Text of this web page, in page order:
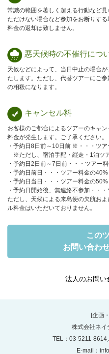
常識の範囲を著しく超える行動など
ただけない場合など参加をお断りす
料金の返却は致しません。
悪天候時の不催行につ
天候などによって、当日中止の場合
たします。ただし、代替ツアーにご
の相殺になります。
キャンセル料
お客様のご都合によるツアーのキャ
料金が発生します。ご了承ください。
・予約日8日前～10日前 ※・・・ツ
※ただし、宿泊手配・縦走・1泊ツ
・予約日2日前～7日前・・・ツアー
・予約日前日・・・ツアー料金の40%
・予約日当日・・・ツアー料金の50%
・予約日開始後、無連絡不参加・・
ただし、天候による来島便の欠航お
ル料金はいただいておりません。
この
お問い合わ
法人のお問い
[企画
株式会社ネイ
TEL：03-5211-8614
E-mail：